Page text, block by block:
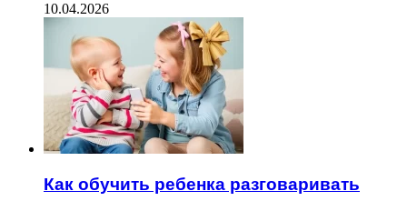
10.04.2026
Как обучить ребенка разговаривать